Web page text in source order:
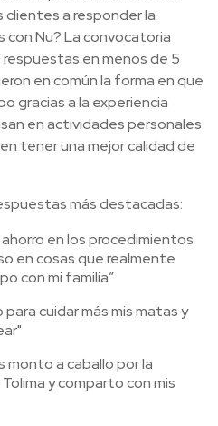
a responder la
con Nu? La convocatoria
en menos de 5
en común la forma en que
gracias a la experiencia
en actividades personales
tener una mejor calidad de
más destacadas:
en los procedimientos
en cosas que realmente
con mi familia”
cuidar más mis matas y
monto a caballo por la
y comparto con mis